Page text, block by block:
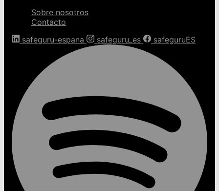
Sobre nosotros
Contacto
safeguru-espana
safeguru_es safeguruES